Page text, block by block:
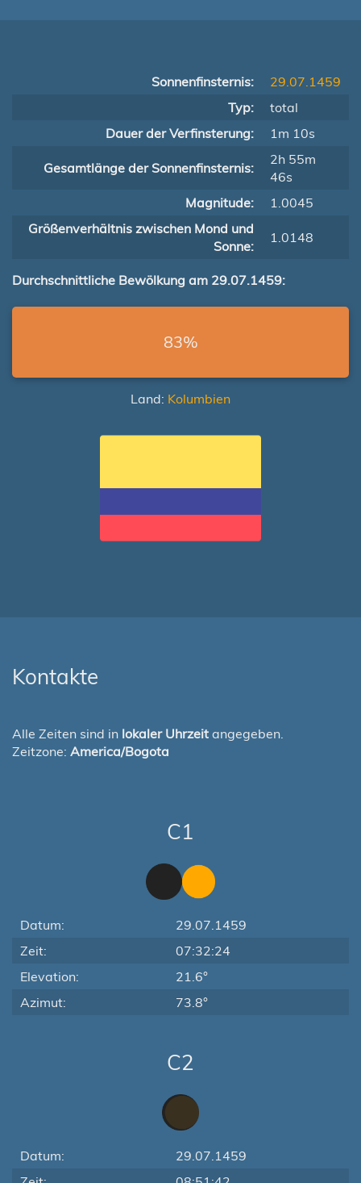
Sonnenfinsternis:
29.07.1459
Typ:
total
Dauer der Verfinsterung:
1m 10s
Gesamtlänge der Sonnenfinsternis:
2h 55m
46s
Magnitude:
1.0045
Größenverhältnis zwischen Mond und
Sonne:
1.0148
Durchschnittliche Bewölkung am 29.07.1459:
83%
Land: Kolumbien
Kontakte
Alle Zeiten sind in lokaler Uhrzeit angegeben.
Zeitzone: America/Bogota
C1
Datum:
29.07.1459
Zeit:
07:32:24
Elevation:
21.6°
Azimut:
73.8°
C2
Datum:
29.07.1459